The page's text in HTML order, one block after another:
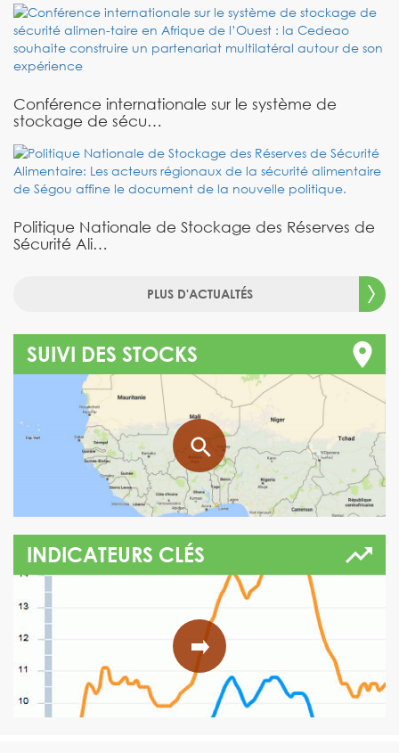
Conférence internationale sur le système de
stockage de sécu…
Politique Nationale de Stockage des Réserves de
Sécurité Ali…
PLUS D'ACTUALTÉS
SUIVI DES STOCKS
INDICATEURS CLÉS